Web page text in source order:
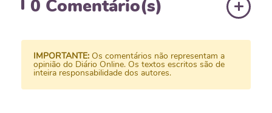
0 Comentário(s)
IMPORTANTE: Os comentários não representam a
opinião do Diário Online. Os textos escritos são de
inteira responsabilidade dos autores.